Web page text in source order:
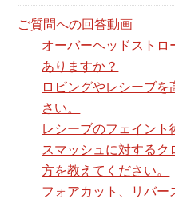
ご質問への回答動画
オーバーヘッドストロ
ありますか？
ロビングやレシーブ
さい。
レシーブのフェイント
スマッシュに対する
方を教えてください。
フォアカット、リバー